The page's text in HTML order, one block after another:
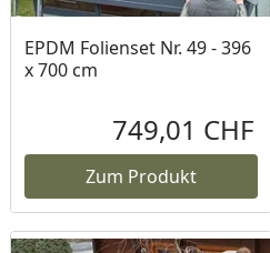
EPDM Folienset Nr. 49 - 396
x 700 cm
749,01 CHF
Zum Produkt